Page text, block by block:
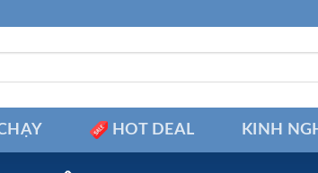
HOT DEAL KINH